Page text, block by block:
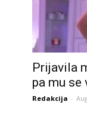
Prijavila
pa mu se
Redakcija -